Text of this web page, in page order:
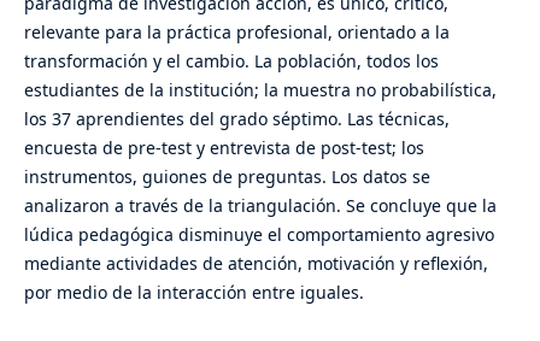
relevante para la práctica profesional, orientado a la
transformación y el cambio. La población, todos los
estudiantes de la institución; la muestra no probabilística,
los 37 aprendientes del grado séptimo. Las técnicas,
encuesta de pre-test y entrevista de post-test; los
instrumentos, guiones de preguntas. Los datos se
analizaron a través de la triangulación. Se concluye que la
lúdica pedagógica disminuye el comportamiento agresivo
mediante actividades de atención, motivación y reflexión,
por medio de la interacción entre iguales.